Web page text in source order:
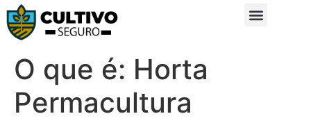
O que é: Horta
Permacultura